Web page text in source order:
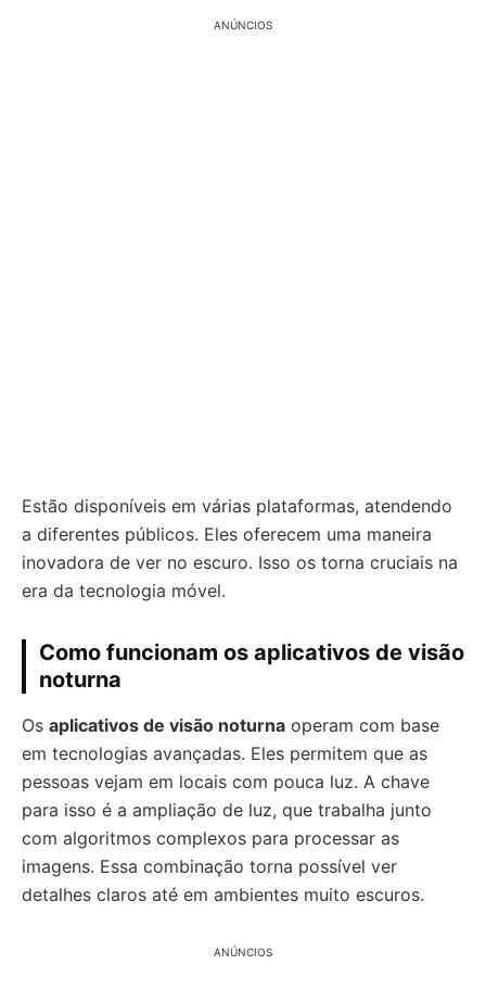
ANÚNCIOS
Estão disponíveis em várias plataformas, atendendo
a diferentes públicos. Eles oferecem uma maneira
inovadora de ver no escuro. Isso os torna cruciais na
era da tecnologia móvel.
Como funcionam os aplicativos de visão
noturna
Os aplicativos de visão noturna operam com base
em tecnologias avançadas. Eles permitem que as
pessoas vejam em locais com pouca luz. A chave
para isso é a ampliação de luz, que trabalha junto
com algoritmos complexos para processar as
imagens. Essa combinação torna possível ver
detalhes claros até em ambientes muito escuros.
ANÚNCIOS